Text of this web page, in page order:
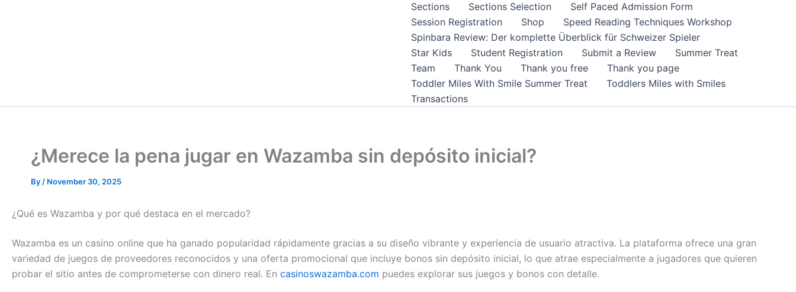
Sections
Sections Selection
Self Paced Admission Form
Session Registration
Shop
Speed Reading Techniques Workshop
Spinbara Review: Der komplette Überblick für Schweizer Spieler
Star Kids
Student Registration Submit a Review
Summer Treat
Team
Thank You Thank you free
Thank you page
Toddler Miles With Smile Summer Treat
Toddlers Miles with Smiles
Transactions
¿Merece la pena jugar en Wazamba sin depósito inicial?
By / November 30, 2025
¿Qué es Wazamba y por qué destaca en el mercado?
Wazamba es un casino online que ha ganado popularidad rápidamente gracias a su diseño vibrante y experiencia de usuario atractiva. La plataforma ofrece una gran
variedad de juegos de proveedores reconocidos y una oferta promocional que incluye bonos sin depósito inicial, lo que atrae especialmente a jugadores que quieren
probar el sitio antes de comprometerse con dinero real. En casinoswazamba.com puedes explorar sus juegos y bonos con detalle.